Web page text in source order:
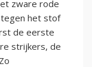
zware rode
het stof
de eerste
strijkers, de